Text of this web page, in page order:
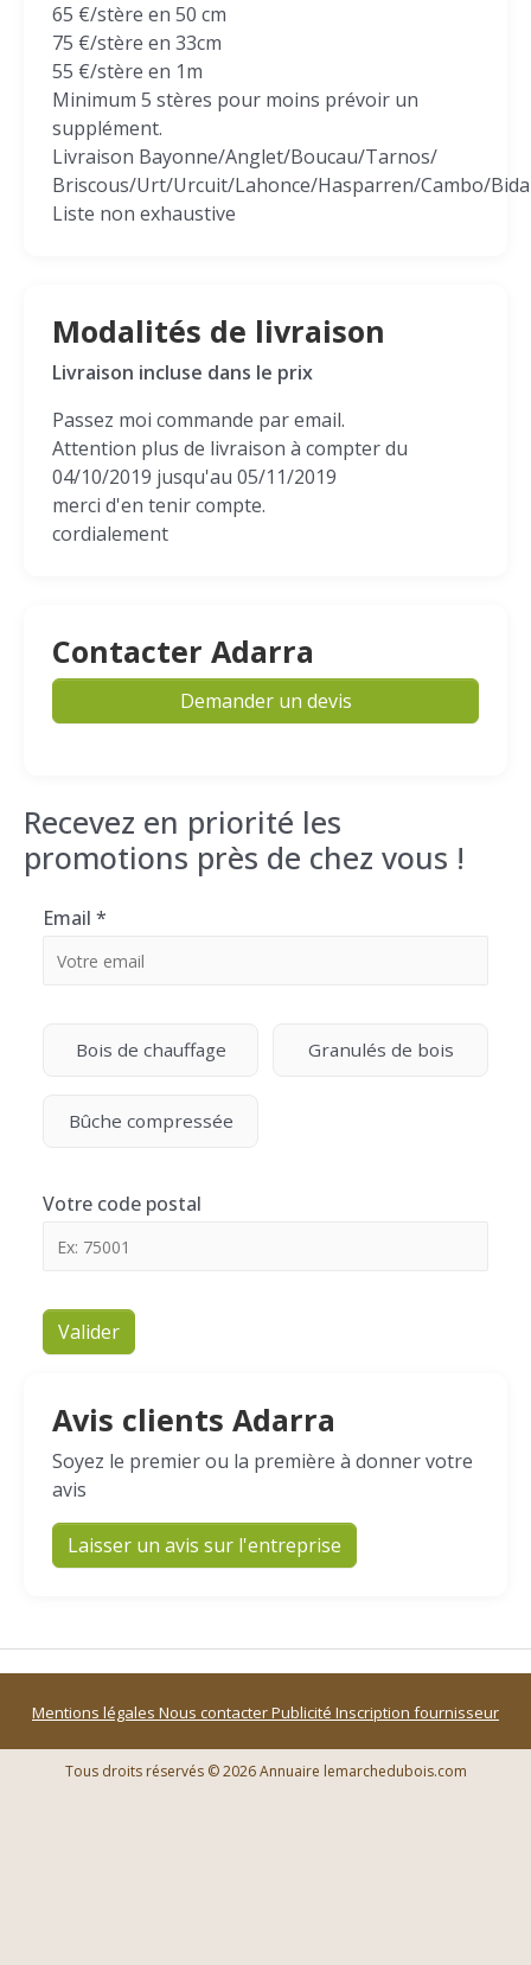
65 €/stère en 50 cm
75 €/stère en 33cm
55 €/stère en 1m
Minimum 5 stères pour moins prévoir un
supplément.
Livraison Bayonne/Anglet/Boucau/Tarnos/
Briscous/Urt/Urcuit/Lahonce/Hasparren/Cambo/
Liste non exhaustive
Modalités de livraison
Livraison incluse dans le prix
Passez moi commande par email.
Attention plus de livraison à compter du
04/10/2019 jusqu'au 05/11/2019
merci d'en tenir compte.
cordialement
Contacter Adarra
Demander un devis
Recevez en priorité les
promotions près de chez vous !
Email *
Bois de chauffage Granulés de bois
Bûche compressée
Votre code postal
Valider
Avis clients Adarra
Soyez le premier ou la première à donner votre
avis
Laisser un avis sur l'entreprise
Mentions légales Nous contacterPublicité Inscription fournisseur
Tous droits réservés © 2026 Annuaire lemarchedubois.com